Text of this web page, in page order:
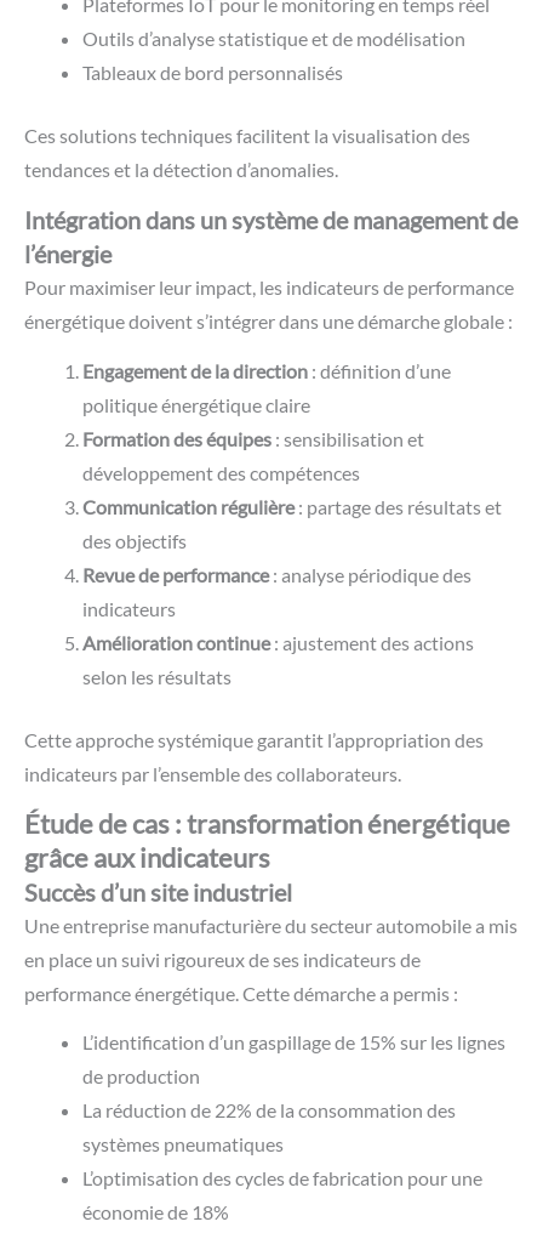
Outils d’analyse statistique et de modélisation
Tableaux de bord personnalisés
Ces solutions techniques facilitent la visualisation des
tendances et la détection d’anomalies.
Intégration dans un système de management de
l’énergie
Pour maximiser leur impact, les indicateurs de performance
énergétique doivent s’intégrer dans une démarche globale :
Engagement de la direction : définition d’une
politique énergétique claire
Formation des équipes : sensibilisation et
développement des compétences
Communication régulière: partage des résultats et
des objectifs
Revue de performance: analyse périodique des
indicateurs
Amélioration continue: ajustement des actions
selon les résultats
Cette approche systémique garantit l’appropriation des
indicateurs par l’ensemble des collaborateurs.
Étude de cas : transformation énergétique
grâce aux indicateurs
Succès d’un site industriel
Une entreprise manufacturière du secteur automobile a mis
en place un suivi rigoureux de ses indicateurs de
performance énergétique. Cette démarche a permis :
L’identification d’un gaspillage de 15% sur les lignes
de production
La réduction de 22% de la consommation des
systèmes pneumatiques
L’optimisation des cycles de fabrication pour une
économie de 18%